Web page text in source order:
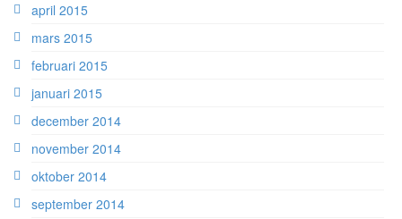
april 2015
mars 2015
februari 2015
januari 2015
december 2014
november 2014
oktober 2014
september 2014